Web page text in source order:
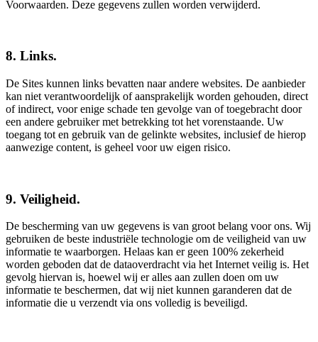
Voorwaarden. Deze gegevens zullen worden verwijderd.
8. Links.
De Sites kunnen links bevatten naar andere websites. De aanbieder
kan niet verantwoordelijk of aansprakelijk worden gehouden, direct
of indirect, voor enige schade ten gevolge van of toegebracht door
een andere gebruiker met betrekking tot het vorenstaande. Uw
toegang tot en gebruik van de gelinkte websites, inclusief de hierop
aanwezige content, is geheel voor uw eigen risico.
9. Veiligheid.
De bescherming van uw gegevens is van groot belang voor ons. Wij
gebruiken de beste industriële technologie om de veiligheid van uw
informatie te waarborgen. Helaas kan er geen 100% zekerheid
worden geboden dat de dataoverdracht via het Internet veilig is. Het
gevolg hiervan is, hoewel wij er alles aan zullen doen om uw
informatie te beschermen, dat wij niet kunnen garanderen dat de
informatie die u verzendt via ons volledig is beveiligd.